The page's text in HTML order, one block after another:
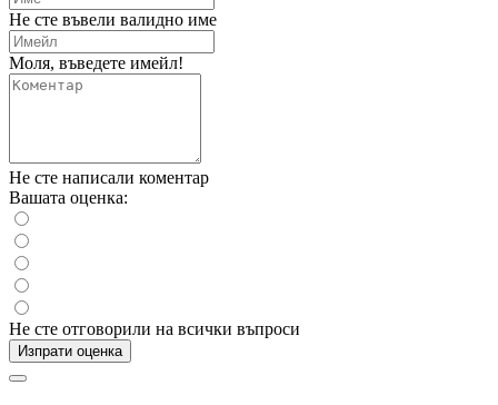
Не сте въвели валидно име
Моля, въведете имейл!
Не сте написали коментар
Вашата оценка:
Не сте отговорили на всички въпроси
Изпрати оценка